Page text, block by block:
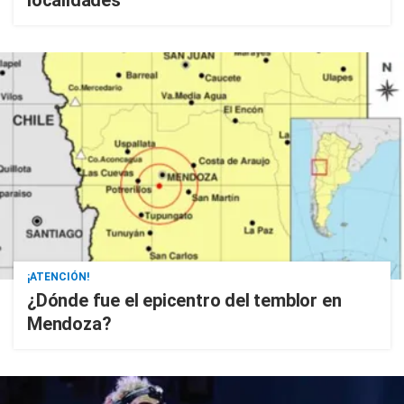
¡ATENCIÓN!
¿Dónde fue el epicentro del temblor en
Mendoza?